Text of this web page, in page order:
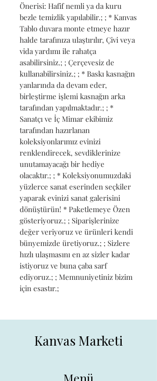
Önerisi: Hafif nemli ya da kuru
bezle temizlik yapılabilir.; ; * Kanvas
Tablo duvara monte etmeye hazır
halde tarafınıza ulaştırılır, Çivi veya
vida yardımı ile rahatça
asabilirsiniz.; ; Çerçevesiz de
kullanabilirsiniz.; ; * Baskı kasnağın
yanlarında da devam eder,
birleştirme işlemi kasnağın arka
tarafından yapılmaktadır.; ; *
Sanatçı ve İç Mimar ekibimiz
tarafından hazırlanan
koleksiyonlarımız evinizi
renklendirecek, sevdiklerinize
unutamayacağı bir hediye
olacaktır.; ; * Koleksiyonumuzdaki
yüzlerce sanat eserinden seçkiler
yaparak evinizi sanat galerisini
dönüştürün! * Paketlemeye Özen
gösteriyoruz.; ; Siparişlerinize
değer veriyoruz ve ürünleri kendi
bünyemizde üretiyoruz.; ; Sizlere
hızlı ulaşmasını en az sizler kadar
istiyoruz ve buna çaba sarf
ediyoruz.; ; Memnuniyetiniz bizim
için esastır.;
Kanvas Marketi